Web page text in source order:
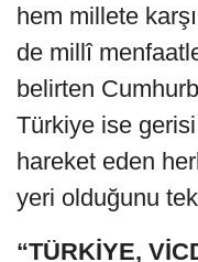
hem millete
de millî
belirten
Türkiye ise gerisi
hareket eden
yeri olduğunu
“TÜRKİYE,